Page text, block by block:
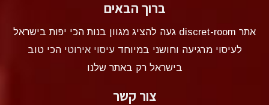
ברוך הבאים
אתר discret-room געה להציג מגוון בנות הכי יפות בישראל
לעיסוי מרגיעה וחושני במיוחדעיסוי אירוטי הכי טוב
בישראל רק באתר שלנו
צור קשר